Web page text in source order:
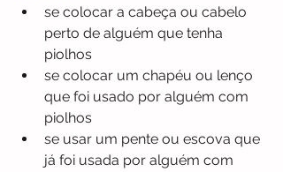
se colocar a cabeça ou cabelo
perto de alguém que tenha
piolhos
se colocar um chapéu ou lenço
que foi usado por alguém com
piolhos
se usar um pente ou escova que
já foi usada por alguém com